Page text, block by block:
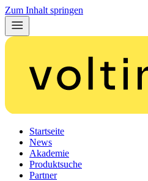
Zum Inhalt springen
Startseite
News
Akademie
Produktsuche
Partner